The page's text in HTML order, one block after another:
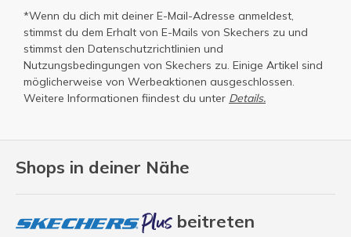
Shops in deiner Nähe
beitreten
*Wenn du dich mit deiner E-Mail-Adresse anmeldest,
stimmst du dem Erhalt von E-Mails von Skechers zu und
stimmst den Datenschutzrichtlinien und
Nutzungsbedingungen von Skechers zu. Einige Artikel sind
möglicherweise von Werbeaktionen ausgeschlossen.
Weitere Informationen fiindest du unter Details.